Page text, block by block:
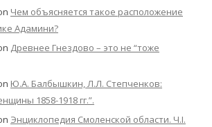
Чем объясняется такое расположение
Адамини?
Древнее Гнездово – это не “тоже
Ю.А. Балбышкин, Л.Л. Степченков:
1858-1918 гг.”.
Энциклопедия Смоленской области. Ч.I.